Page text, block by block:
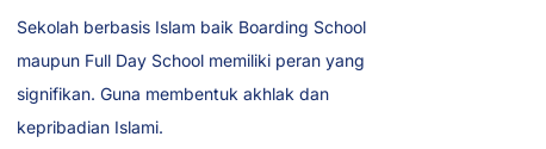
Sekolah berbasis Islam baik Boarding School
maupun Full Day School memiliki peran yang
signifikan. Guna membentuk akhlak dan
kepribadian Islami.